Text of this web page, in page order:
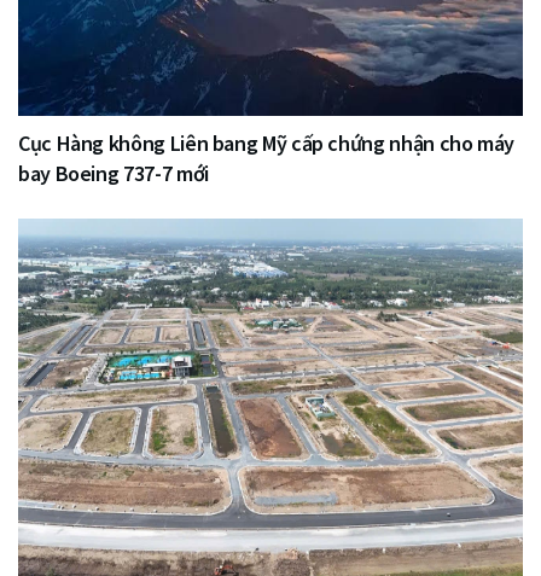
Cục Hàng không Liên bang Mỹ cấp chứng nhận cho máy
bay Boeing 737-7 mới